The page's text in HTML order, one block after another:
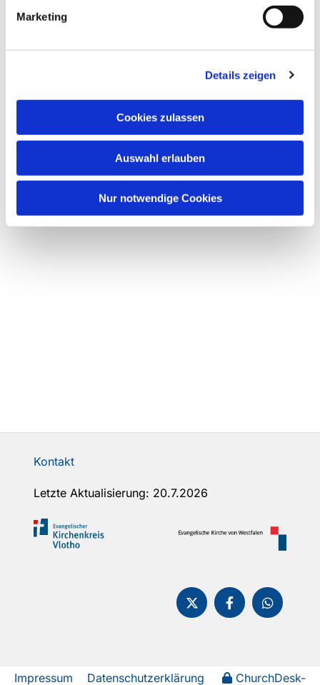
Marketing
Details zeigen
Cookies zulassen
Auswahl erlauben
Nur notwendige Cookies
Dies könnte Sie auch
Kontakt
Letzte Aktualisierung: 20.7.2026
Impressum Datenschutzerklärung ChurchDesk-